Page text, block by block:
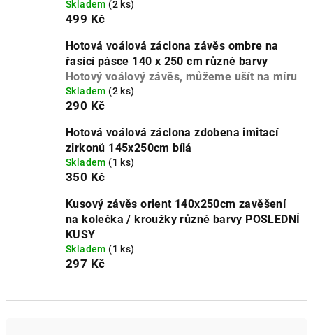
Skladem (2 ks)
499 Kč
Hotová voálová záclona závěs ombre na
řasící pásce 140 x 250 cm různé barvy
Hotový voálový závěs, můžeme ušít na míru
Skladem (2 ks)
290 Kč
Hotová voálová záclona zdobena imitací
zirkonů 145x250cm bílá
Skladem (1 ks)
350 Kč
Kusový závěs orient 140x250cm zavěšení
na kolečka / kroužky různé barvy POSLEDNÍ
KUSY
Skladem (1 ks)
297 Kč